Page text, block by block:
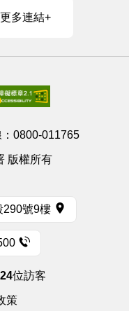
更多連結+
0800-011765
版權所有
290號9樓
位訪客
策